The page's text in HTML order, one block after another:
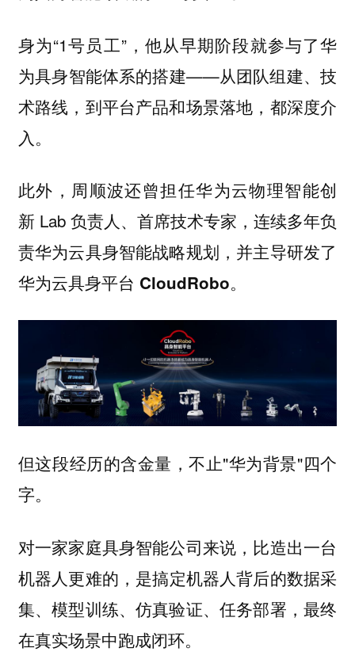
身为“1号员工”，他从早期阶段就参与了华
为具身智能体系的搭建——从团队组建、技
术路线，到平台产品和场景落地，都深度介
入。
此外，周顺波还曾担任华为云物理智能创
新 Lab 负责人、首席技术专家，连续多年负
责华为云具身智能战略规划，并主导研发了
华为云具身平台 CloudRobo。
但这段经历的含金量，不止"华为背景"四个
字。
对一家家庭具身智能公司来说，比造出一台
机器人更难的， 是搞定机器人背后的数据采
集、模型训练、仿真验证、任务部署，最终
在真实场景中跑成闭环。